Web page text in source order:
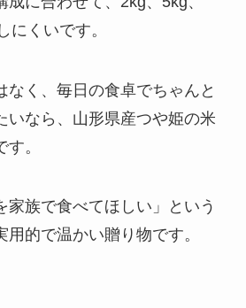
にくいです。
なく、毎日の食卓でちゃんと
いなら、山形県産つや姫の米
。
家族で食べてほしい」という
的で温かい贈り物です。